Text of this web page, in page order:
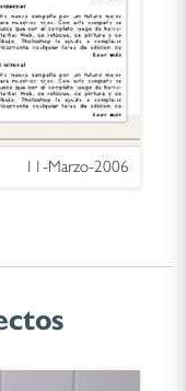
11-Marzo-2006